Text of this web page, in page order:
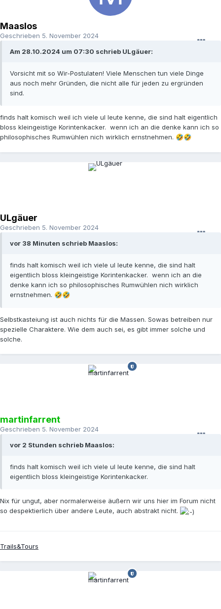
Maaslos
Geschrieben 5. November 2024
Am 28.10.2024 um 07:30 schrieb ULgäuer:
Vorsicht mit so Wir-Postulaten! Viele Menschen tun viele Dinge
aus noch mehr Gründen, die nicht alle für jeden zu ergründen
sind.
finds halt komisch weil ich viele ul leute kenne, die sind halt eigentlich
bloss kleingeistige Korintenkacker. wenn ich an die denke kann ich so
philosophisches Rumwühlen nich wirklich ernstnehmen. 🤣🤣
ULgäuer
Geschrieben 5. November 2024
vor 38 Minuten schrieb Maaslos:
finds halt komisch weil ich viele ul leute kenne, die sind halt
eigentlich bloss kleingeistige Korintenkacker. wenn ich an die
denke kann ich so philosophisches Rumwühlen nich wirklich
ernstnehmen. 🤣🤣
Selbstkasteiung ist auch nichts für die Massen. Sowas betreiben nur
spezielle Charaktere. Wie dem auch sei, es gibt immer solche und
solche.
martinfarrent
Geschrieben 5. November 2024
vor 2 Stunden schrieb Maaslos:
finds halt komisch weil ich viele ul leute kenne, die sind halt
eigentlich bloss kleingeistige Korintenkacker.
Nix für ungut, aber normalerweise äußern wir uns hier im Forum nicht
so despektierlich über andere Leute, auch abstrakt nicht.
Trails&Tours